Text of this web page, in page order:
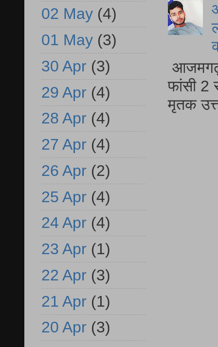
आजमगढ़
फांसी 2
मृतक
02 May (4)
01 May (3)
30 Apr (3)
29 Apr (4)
28 Apr (4)
27 Apr (4)
26 Apr (2)
25 Apr (4)
24 Apr (4)
23 Apr (1)
22 Apr (3)
21 Apr (1)
20 Apr (3)